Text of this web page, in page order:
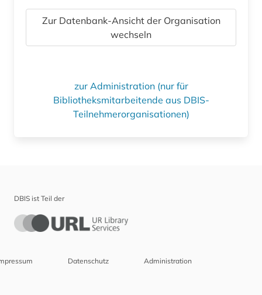
Zur Datenbank-Ansicht der Organisation
wechseln
zur Administration (nur für
Bibliotheksmitarbeitende aus DBIS-
Teilnehmerorganisationen)
DBIS ist Teil der
Datenschutz Administration